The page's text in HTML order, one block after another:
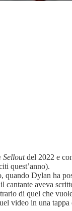
Selloutdel 2022 e
quest’anno).
quando Dylan ha
aveva
di quel che
video in una